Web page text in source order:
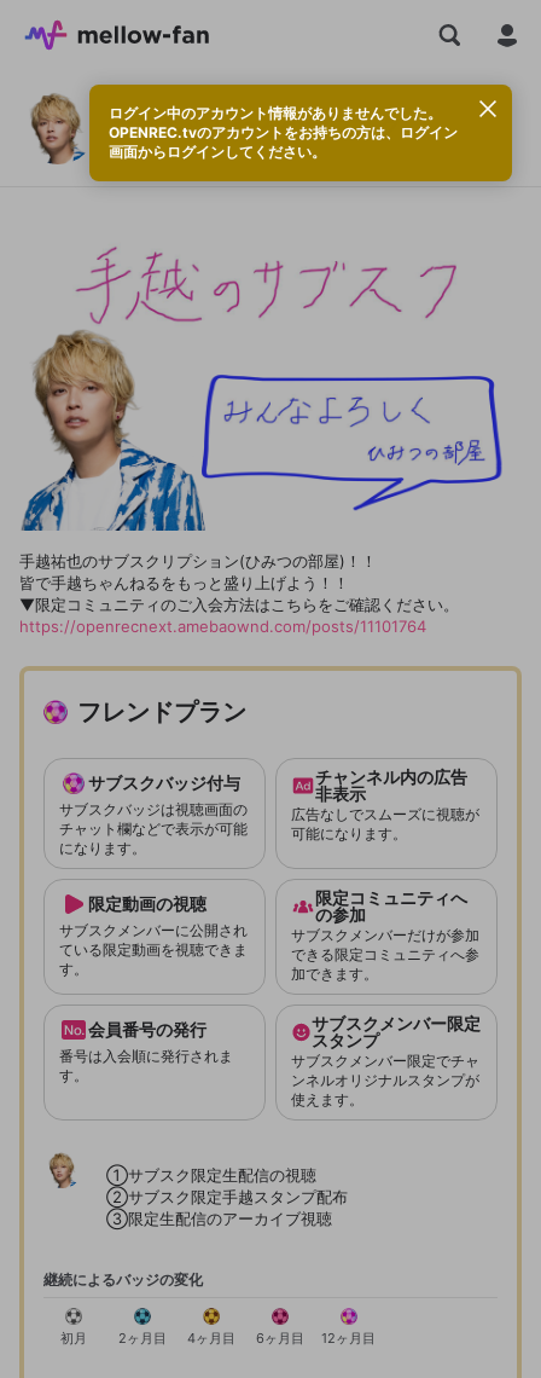
ログイン中のアカウント情報がありませんでした。
OPENREC.tvのアカウントをお持ちの方は、ログイン
画面からログインしてください。
手越ちゃんねるのサブスク
手越祐也のサブスクリプション(ひみつの部屋)！！
皆で手越ちゃんねるをもっと盛り上げよう！！
▼限定コミュニティのご入会方法はこちらをご確認ください。
https://openrecnext.amebaownd.com/posts/11101764
フレンドプラン
サブスクバッジ付与
サブスクバッジは視聴画面の
チャット欄などで表示が可能
になります。
チャンネル内の広告
非表示
広告なしでスムーズに視聴が
可能になります。
限定動画の視聴
サブスクメンバーに公開され
ている限定動画を視聴できま
す。
限定コミュニティへ
の参加
サブスクメンバーだけが参加
できる限定コミュニティへ参
加できます。
会員番号の発行
番号は入会順に発行されま
す。
サブスクメンバー限定
スタンプ
サブスクメンバー限定でチャ
ンネルオリジナルスタンプが
使えます。
①サブスク限定生配信の視聴
②サブスク限定手越スタンプ配布
③限定生配信のアーカイブ視聴
継続によるバッジの変化
初月 2ヶ月目 4ヶ月目 6ヶ月目 12ヶ月目